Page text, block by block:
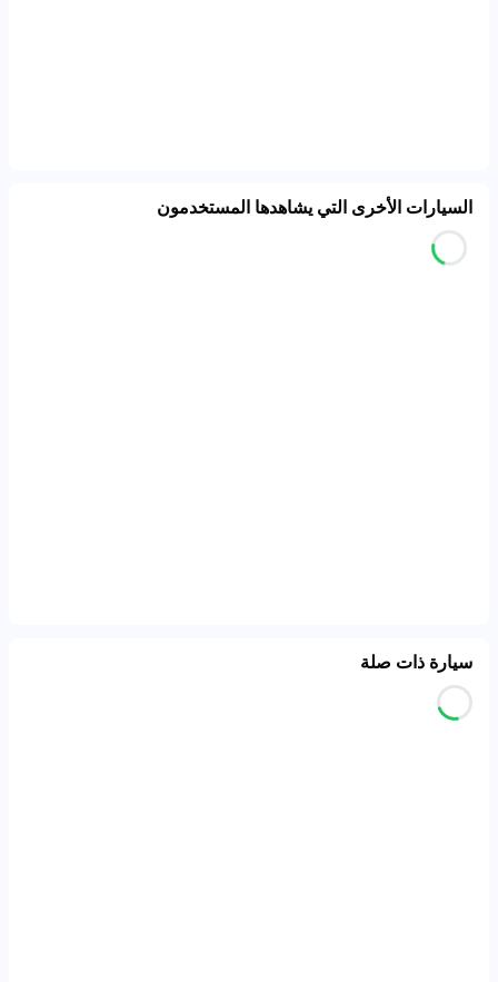
السيارات الأخرى التي يشاهدها المستخدمون
سيارة ذات صلة